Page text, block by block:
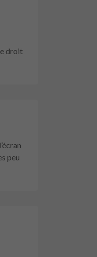
droit
peu